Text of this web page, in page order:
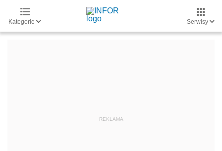
Kategorie Serwisy